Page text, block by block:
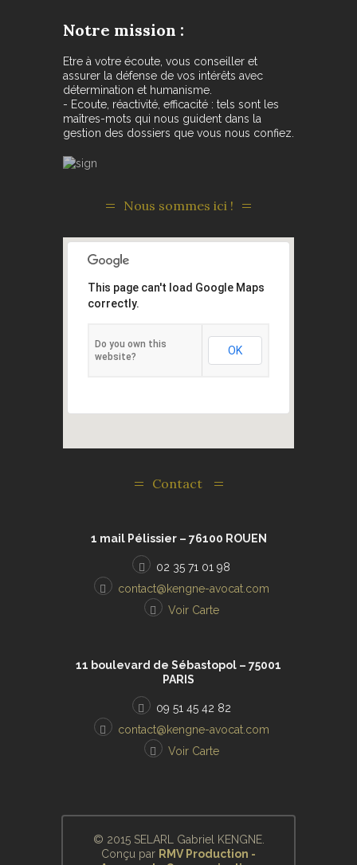
Notre mission :
Etre à votre écoute, vous conseiller et
assurer la défense de vos intérêts avec
détermination et humanisme.
- Ecoute, réactivité, efficacité : tels sont les
maîtres-mots qui nous guident dans la
gestion des dossiers que vous nous confiez.
Nous sommes ici !
This page can't load Google Maps
correctly.
Do you own this
website?
OK
Contact
1 mail Pélissier – 76100 ROUEN
02 35 71 01 98
contact@kengne-avocat.com
Voir Carte
11 boulevard de Sébastopol – 75001
PARIS
09 51 45 42 82
contact@kengne-avocat.com
Voir Carte
© 2015 SELARL Gabriel KENGNE.
Conçu par RMV Production -